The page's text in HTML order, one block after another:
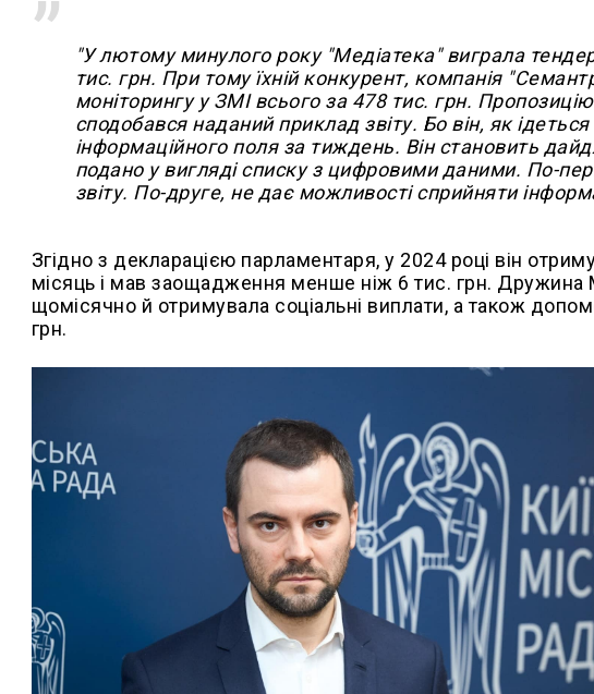
"У лютому минулого року "Медіатека" виграла
тис. грн. При тому їхній конкурент, компанія
моніторингу у ЗМІ всього за 478 тис. грн.
сподобався наданий приклад звіту. Бо він, як
інформаційного поля за тиждень. Він становить
подано у вигляді списку з цифровими даними. По-
звіту. По-друге, не дає можливості сприйняти
Згідно з декларацією парламентаря, у 2024 році він
місяць і мав заощадження менше ніж 6 тис. грн. Дружина
щомісячно й отримувала соціальні виплати, а також
грн.